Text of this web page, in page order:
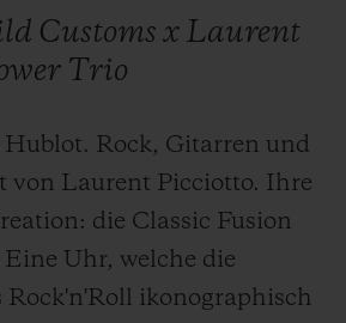
Customs x Laurent
Trio
Rock, Gitarren und
von Laurent Picciotto. Ihre
die Classic Fusion
Uhr, welche die
Rock'n'Roll ikonographisch